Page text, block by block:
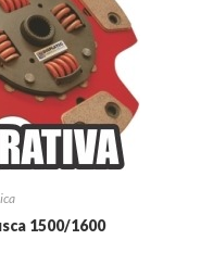
1500/1600